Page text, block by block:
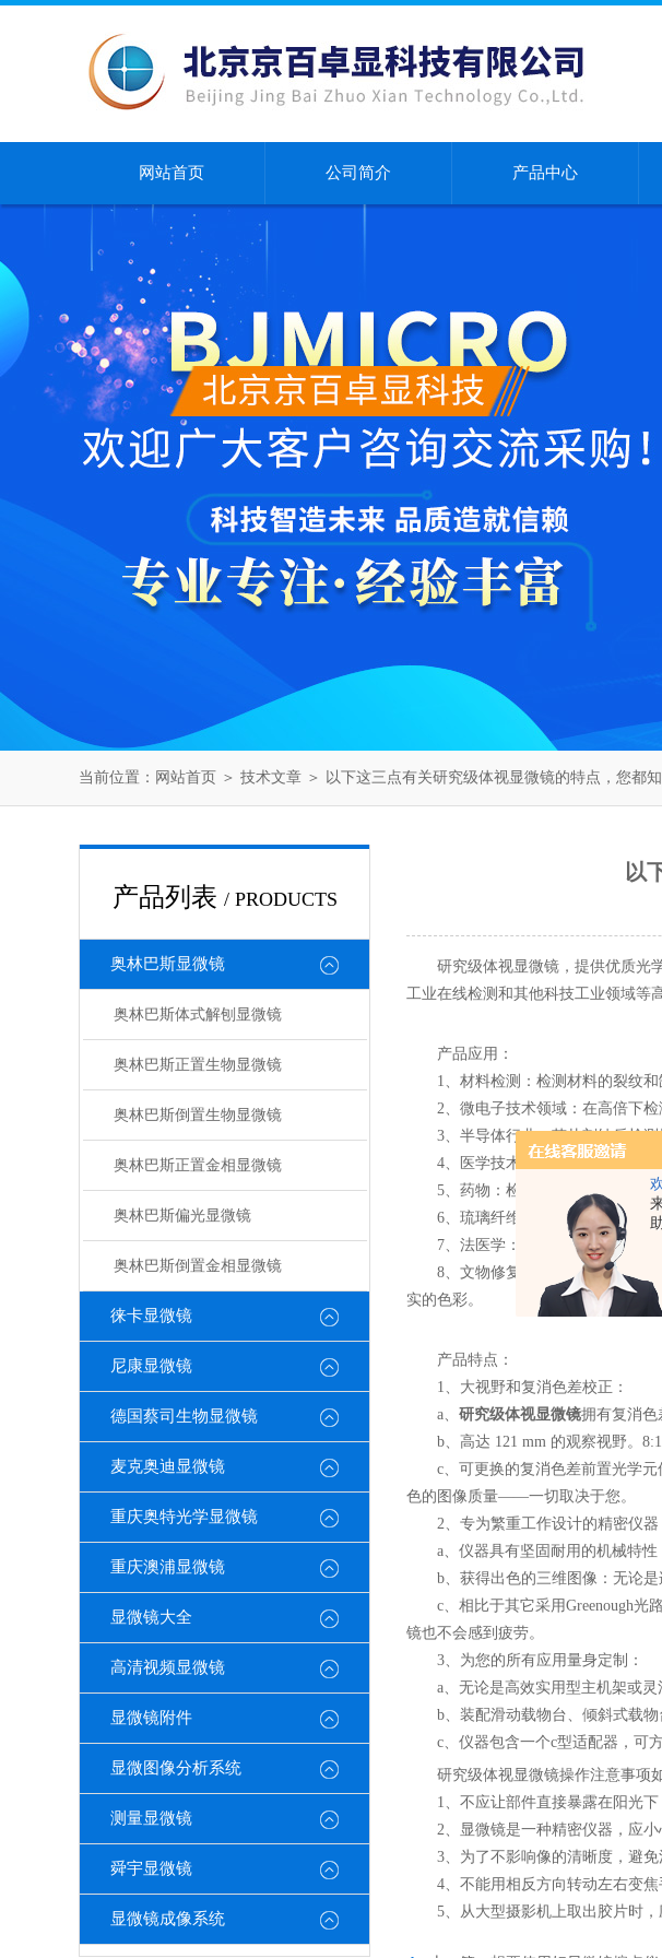
网站首页 公司简介 产品中心
当前位置： 网站首页 ＞ 技术文章 ＞ 以下这三点有关研究级体视显微镜的特点，您都知
产品列表 / PRODUCTS
奥林巴斯显微镜
奥林巴斯体式解刨显微镜
奥林巴斯正置生物显微镜
奥林巴斯倒置生物显微镜
奥林巴斯正置金相显微镜
奥林巴斯偏光显微镜
奥林巴斯倒置金相显微镜
徕卡显微镜
尼康显微镜
德国蔡司生物显微镜
麦克奥迪显微镜
重庆奥特光学显微镜
重庆澳浦显微镜
显微镜大全
高清视频显微镜
显微镜附件
显微图像分析系统
测量显微镜
舜宇显微镜
显微镜成像系统
以
研究级体视显微镜，提供优质光学
工业在线检测和其他科技工业领域等
产品应用：
1、材料检测：检测材料的裂纹和
2、微电子技术领域：在高倍下检
3、半导体行业：芯片刻蚀后检测
4、医学技术：检测模制品的微小
5、药物：检测双折射蛋白晶体的
6、琉璃纤维技术：涂层检测；小
7、法医学：织物、头发和其他痕
8、文物修复：鉴定和处理颜料涂
实的色彩。
产品特点：
1、大视野和复消色差校正：
a、 研究级体视显微镜拥有复消色
b、高达 121 mm 的观察视野。8:1
c、可更换的复消色差前置光学元
色的图像质量——一切取决于您。
2、专为繁重工作设计的精密仪器
a、仪器具有坚固耐用的机械特性
b、获得出色的三维图像：无论是
c、相比于其它采用Greenough光路
镜也不会感到疲劳。
3、为您的所有应用量身定制：
a、无论是高效实用型主机架或灵
b、装配滑动载物台、倾斜式载物
c、仪器包含一个c型适配器，可方
研究级体视显微镜操作注意事项如
1、不应让部件直接暴露在阳光下
2、显微镜是一种精密仪器，应小
3、为了不影响像的清晰度，避免
4、不能用相反方向转动左右变焦
5、从大型摄影机上取出胶片时，